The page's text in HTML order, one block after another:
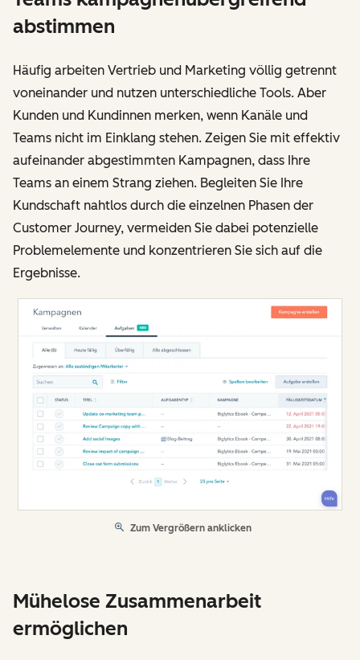
abstimmen
Häufig arbeiten Vertrieb und Marketing völlig getrennt
voneinander und nutzen unterschiedliche Tools. Aber
Kunden und Kundinnen merken, wenn Kanäle und
Teams nicht im Einklang stehen. Zeigen Sie mit effektiv
aufeinander abgestimmten Kampagnen, dass Ihre
Teams an einem Strang ziehen. Begleiten Sie Ihre
Kundschaft nahtlos durch die einzelnen Phasen der
Customer Journey, vermeiden Sie dabei potenzielle
Problemelemente und konzentrieren Sie sich auf die
Ergebnisse.
Zum Vergrößern anklicken
Mühelose Zusammenarbeit
ermöglichen